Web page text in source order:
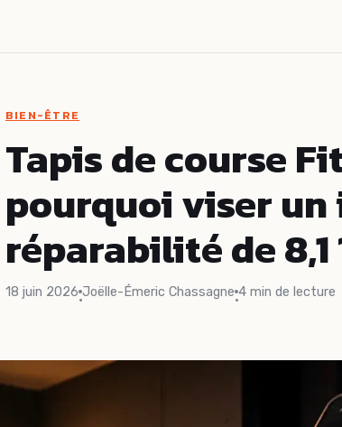
BIEN-ÊTRE
Tapis de course
pourquoi viser un
réparabilité de 8,1
18 juin 2026
·
Joëlle-Émeric Chassagne
·
4 min de lecture